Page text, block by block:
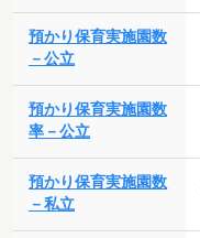
預かり保育実施園数
－公立
預かり保育実施園数
率－公立
預かり保育実施園数
－私立